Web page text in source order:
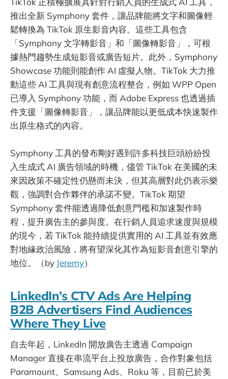
推出全新 Symphony 套件，讓品牌能將文字和圖像輕
鬆轉換為 TikTok 原生影音內容。這些工具包含
「Symphony 文字轉影音」和「圖像轉影音」，可根
據熱門趨勢生成短影音或廣告短片。此外，Symphony
Showcase 功能則能創作 AI 虛擬人物。TikTok 大力推
動這些 AI 工具與現有創意流程整合，例如 WPP Open
已導入 Symphony 功能，而 Adobe Express 也透過插
件支援「圖像轉影音」，讓品牌能以更低成本快速製作
出原生格式的內容。
Symphony 工具的發布剛好遇到許多科技巨頭紛紛投
入生成式 AI 廣告領域的時機，儘管 TikTok 在美國的未
來因政策不確定性仍懸而未決，但其高層對此仍表示樂
觀，強調對合作夥伴的承諾不變。TikTok 期望
Symphony 套件能透過降低創意門檻和加速製作時
程，提升廣告主的參與度。在行銷人員追求速度與規模
的現今，若 TikTok 能持續提供實用的 AI 工具並有效應
對地緣政治風險，將有望深化其作為短影音創意引擎的
地位。（by Jeremy）
LinkedIn’s CTV Ads Are Helping
B2B Advertisers Find Audiences
Where They Live
自去年起，LinkedIn 開放廣告主透過 Campaign
Manager 直接在串流平台上投放廣告，合作對象包括
Paramount、Samsung Ads、Roku 等，目前已於美